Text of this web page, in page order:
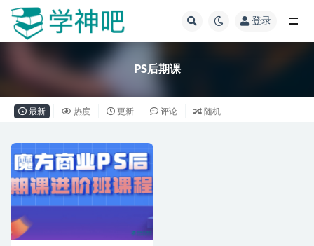
登录
PS后期课
最新 热度 更新 评论 随机